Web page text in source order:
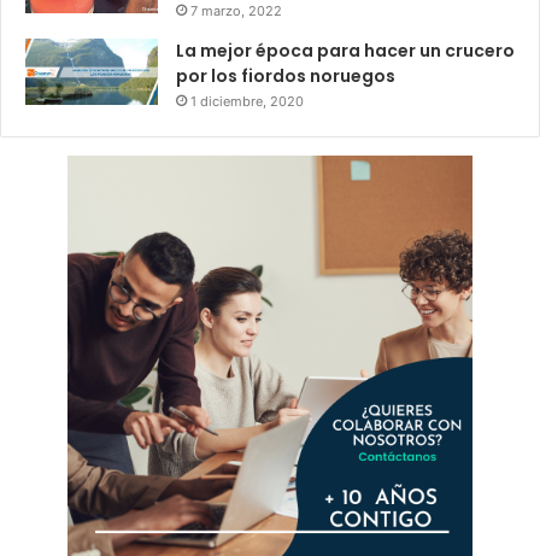
7 marzo, 2022
La mejor época para hacer un crucero
por los fiordos noruegos
1 diciembre, 2020